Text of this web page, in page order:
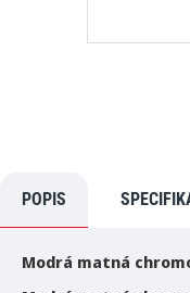
POPIS
Modrá matná